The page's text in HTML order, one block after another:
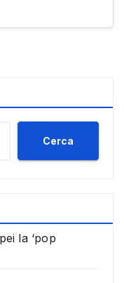
Cerca
la ‘pop